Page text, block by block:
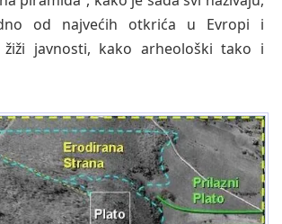
od najvećih otkrića u Evropi i
javnosti, kako arheološki tako i